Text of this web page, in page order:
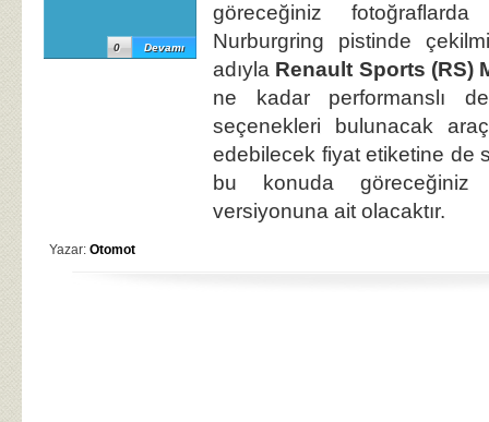
Devamı
0
göreceğiniz
Nurburgring pistinde
adıyla Renault Sports (RS)
ne kadar performanslı
seçenekleri bulunacak
edebilecek fiyat etiketine de
bu konuda
versiyonuna ait olacaktır.
Yazar: Otomot